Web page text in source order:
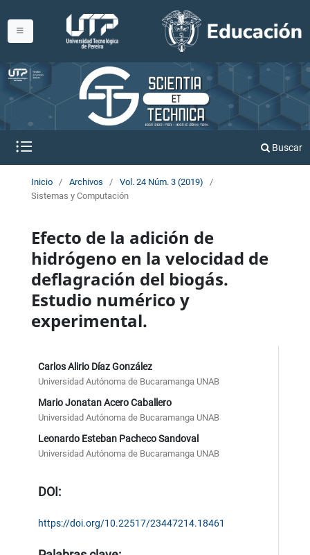
Buscar
Inicio / Archivos / Vol. 24 Núm. 3 (2019)
/
Sistemas y Computación
Efecto de la adición de
hidrógeno en la velocidad de
deflagración del biogás.
Estudio numérico y
experimental.
Carlos Alirio Díaz González
Universidad Autónoma de Bucaramanga UNAB
Mario Jonatan Acero Caballero
Universidad Autónoma de Bucaramanga UNAB
Leonardo Esteban Pacheco Sandoval
Universidad Autónoma de Bucaramanga UNAB
DOI:
https://doi.org/10.22517/23447214.18461